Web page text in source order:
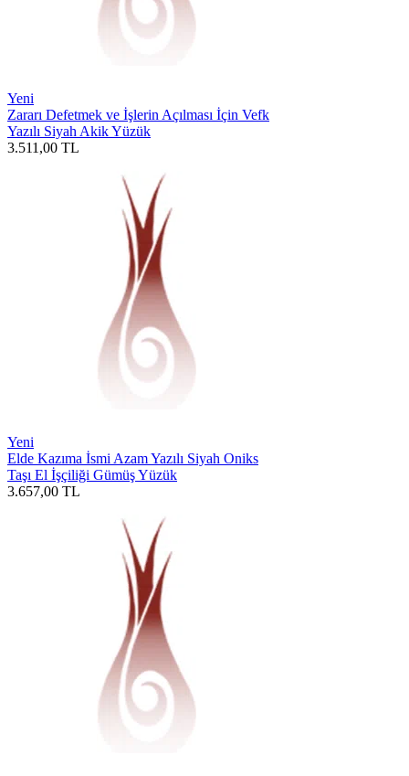
Yeni
Zararı Defetmek ve İşlerin Açılması İçin Vefk
Yazılı Siyah Akik Yüzük
3.511,00 TL
Yeni
Elde Kazıma İsmi Azam Yazılı Siyah Oniks
Taşı El İşçiliği Gümüş Yüzük
3.657,00 TL